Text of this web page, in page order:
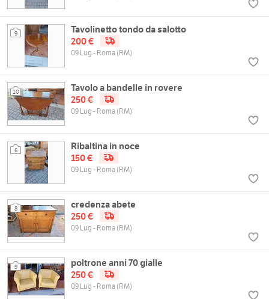
9
Tavolinetto tondo da salotto
200 €
09 Lug - Roma (RM)
10
Tavolo a bandelle in rovere
250 €
09 Lug - Roma (RM)
6
Ribaltina in noce
150 €
09 Lug - Roma (RM)
8
credenza abete
250 €
09 Lug - Roma (RM)
9
poltrone anni 70 gialle
250 €
09 Lug - Roma (RM)